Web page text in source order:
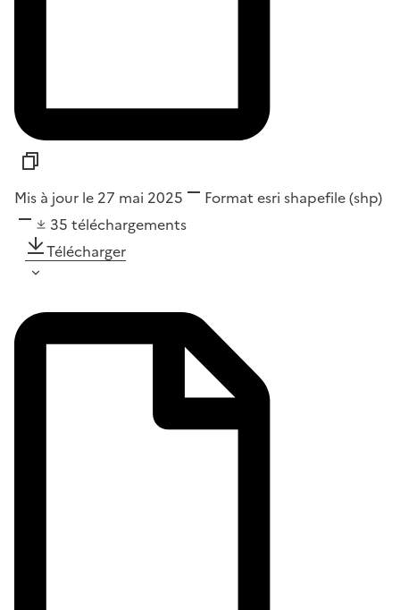
Mis à jour le 27 mai 2025 Format esri shapefile (shp)
35 téléchargements
Télécharger